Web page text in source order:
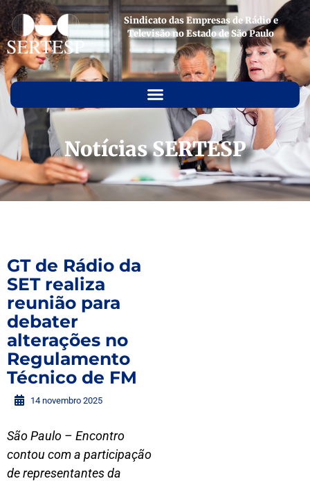
Sindicato das Empresas de Rádio e
Televisão no Estado de São Paulo
Notícias SERTESP
GT de Rádio da
SET realiza
reunião para
debater
alterações no
Regulamento
Técnico de FM
14 novembro 2025
São Paulo – Encontro
contou com a participação
de representantes da